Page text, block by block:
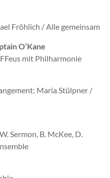
Fröhlich / Alle gemeinsam
O’Kane
mit Philharmonie
Maria Stülpner /
Sermon, B. McKee, D.